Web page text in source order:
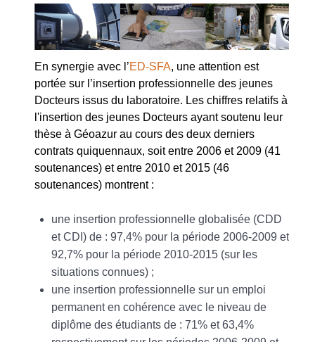
En synergie avec l’ED-SFA, une attention est
portée sur l’insertion professionnelle des jeunes
Docteurs issus du laboratoire. Les chiffres relatifs à
l'insertion des jeunes Docteurs ayant soutenu leur
thèse à Géoazur au cours des deux derniers
contrats quiquennaux, soit entre 2006 et 2009 (41
soutenances) et entre 2010 et 2015 (46
soutenances) montrent :
une insertion professionnelle globalisée (CDD
et CDI) de : 97,4% pour la période 2006-2009 et
92,7% pour la période 2010-2015 (sur les
situations connues) ;
une insertion professionnelle sur un emploi
permanent en cohérence avec le niveau de
diplôme des étudiants de : 71% et 63,4%